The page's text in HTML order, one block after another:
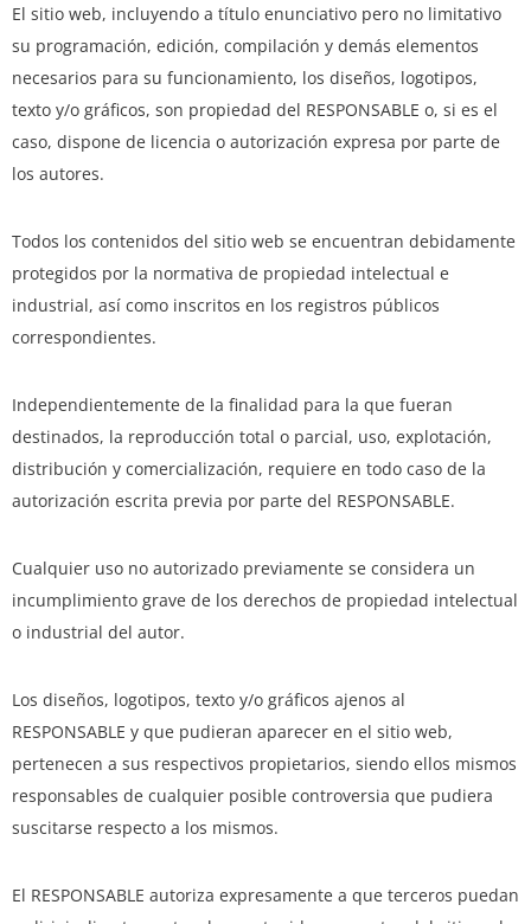
El sitio web, incluyendo a título enunciativo pero no limitativo
su programación, edición, compilación y demás elementos
necesarios para su funcionamiento, los diseños, logotipos,
texto y/o gráficos, son propiedad del RESPONSABLE o, si es el
caso, dispone de licencia o autorización expresa por parte de
los autores.
Todos los contenidos del sitio web se encuentran debidamente
protegidos por la normativa de propiedad intelectual e
industrial, así como inscritos en los registros públicos
correspondientes.
Independientemente de la finalidad para la que fueran
destinados, la reproducción total o parcial, uso, explotación,
distribución y comercialización, requiere en todo caso de la
autorización escrita previa por parte del RESPONSABLE.
Cualquier uso no autorizado previamente se considera un
incumplimiento grave de los derechos de propiedad intelectual
o industrial del autor.
Los diseños, logotipos, texto y/o gráficos ajenos al
RESPONSABLE y que pudieran aparecer en el sitio web,
pertenecen a sus respectivos propietarios, siendo ellos mismos
responsables de cualquier posible controversia que pudiera
suscitarse respecto a los mismos.
El RESPONSABLE autoriza expresamente a que terceros puedan